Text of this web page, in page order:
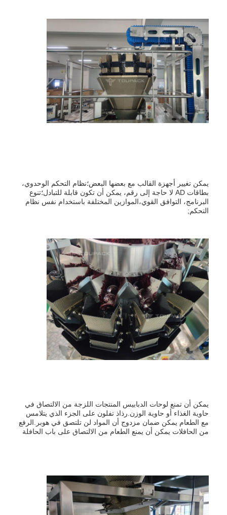
يمكن تغيير أجهزة القالب مع بعضها البعض؛نظام التحكم الوحدوي،
بطاقات AD لا حاجة إلى رقم، يمكن أن تكون قابلة للتبادل؛تنوع
البرنامج، التوافق القوي،الموازين المختلفة باستخدام نفس نظام
التحكم;
يمكن أن تمنع لوحات الدبابيس المنتجات اللزجة من الالتصاق في
حاوية الغذاء أو حاوية الوزن.رذاذ تفلون على الجزء الذي يتلامس
مع الطعام يمكن ضمان مزدوج أن المواد لن تلتصق في هوبر.الرفع
من الحافلات يمكن أن يمنع الطعام من الالتصاق على باب الحافلة